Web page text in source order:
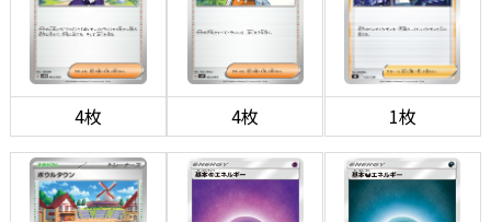
4枚 4枚 1枚